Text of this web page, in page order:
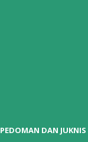
PEDOMAN DAN JUKNIS